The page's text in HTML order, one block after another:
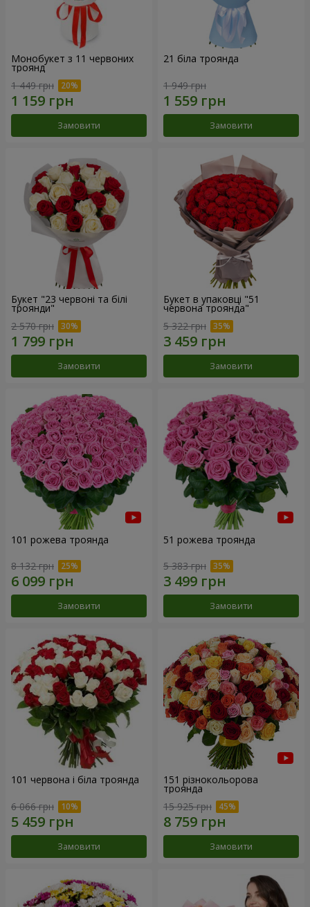
Монобукет з 11 червоних
троянд
1 449 грн
Замовити
21 біла троянда
1 949 грн
Замовити
Букет "23 червоні та білі
троянди"
2 570 грн
Замовити
Букет в упаковці "51
червона троянда"
5 322 грн
Замовити
101 рожева троянда
8 132 грн
Замовити
51 рожева троянда
5 383 грн
Замовити
101 червона і біла троянда
6 066 грн
Замовити
151 різнокольорова
троянда
15 925 грн
Замовити